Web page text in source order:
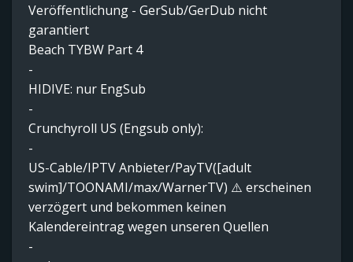
Veröffentlichung - GerSub/GerDub nicht
garantiert
Beach TYBW Part 4
-
HIDIVE: nur EngSub
-
Crunchyroll US (Engsub only):
-
US-Cable/IPTV Anbieter/PayTV([adult
swim]/TOONAMI/max/WarnerTV) ⚠️ erscheinen
verzögert und bekommen keinen
Kalendereintrag wegen unseren Quellen
-